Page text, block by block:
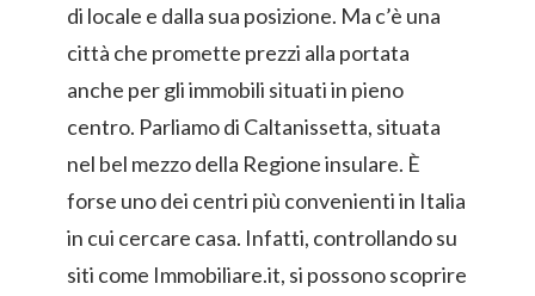
di locale e dalla sua posizione. Ma c’è una
città che promette prezzi alla portata
anche per gli immobili situati in pieno
centro. Parliamo di Caltanissetta, situata
nel bel mezzo della Regione insulare. È
forse uno dei centri più convenienti in Italia
in cui cercare casa. Infatti, controllando su
siti come Immobiliare.it, si possono scoprire